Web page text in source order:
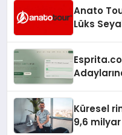
Anato
Lüks
Küresel
9,6